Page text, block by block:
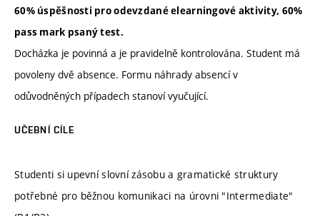
60% úspěšnosti pro odevzdané elearningové aktivity, 60%
pass mark psaný test.
Docházka je povinná a je pravidelně kontrolována. Student má
povoleny dvě absence. Formu náhrady absencí v
odůvodněných případech stanoví vyučující.
UČEBNÍ CÍLE
Studenti si upevní slovní zásobu a gramatické struktury
potřebné pro běžnou komunikaci na úrovni "Intermediate"